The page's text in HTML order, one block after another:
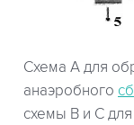
Схема А для
анаэробного
схемы В и С